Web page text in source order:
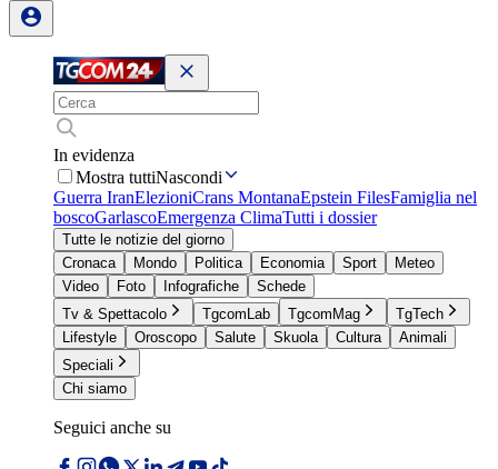
In evidenza
Mostra tuttiNascondi
Guerra IranElezioniCrans MontanaEpstein FilesFamiglia nel
boscoGarlascoEmergenza ClimaTutti i dossier
Tutte le notizie del giorno
Cronaca
Mondo Politica Economia Sport
Meteo
Video
Foto Infografiche
Schede
Tv & Spettacolo
TgcomLab TgcomMag
TgTech
Lifestyle
Oroscopo Salute Skuola Cultura
Animali
Speciali
Chi siamo
Seguici anche su